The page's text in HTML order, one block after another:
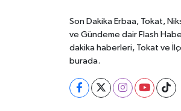
Son Dakika Erbaa, Tokat,
ve Gündeme dair Flash
dakika haberleri, Tokat ve
burada.